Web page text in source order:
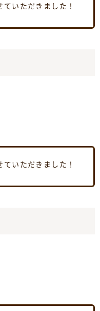
いただきました！
いただきました！